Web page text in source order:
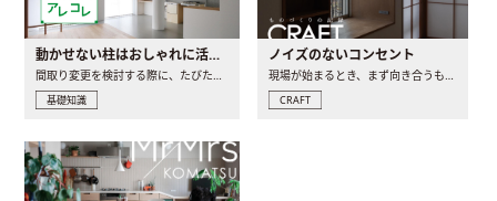
動かせない柱はおしゃれに活用！柱を魅せるリノベーション(リノベ)4選
間取り変更を検討する際に、たびたび皆さんの頭を悩ませる動か..
基礎知識
ノイズのないコンセント
現場が始まるとき、まず向き合うものの一つがコンセントです..
CRAFT